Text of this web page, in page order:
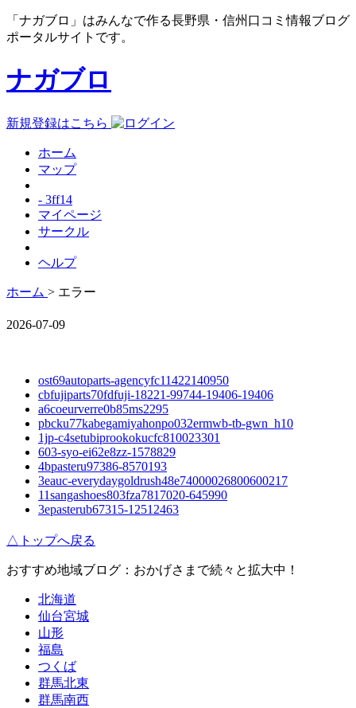
「ナガブロ」はみんなで作る長野県・信州口コミ情報ブログ
ポータルサイトです。
ナガブロ
新規登録はこちら
ホーム
マップ
- 3ff14
マイページ
サークル
ヘルプ
ホーム > エラー
2026-07-09
ost69autoparts-agencyfc11422140950
cbfujiparts70fdfuji-18221-99744-19406-19406
a6coeurverre0b85ms2295
pbcku77kabegamiyahonpo032ermwb-tb-gwn_h10
1jp-c4setubiprookokucfc810023301
603-syo-ei62e8zz-1578829
4bpasteru97386-8570193
3eauc-everydaygoldrush48e74000026800600217
11sangashoes803fza7817020-645990
3epasterub67315-12512463
△トップへ戻る
おすすめ地域ブログ：おかげさまで続々と拡大中！
北海道
仙台宮城
山形
福島
つくば
群馬北東
群馬南西